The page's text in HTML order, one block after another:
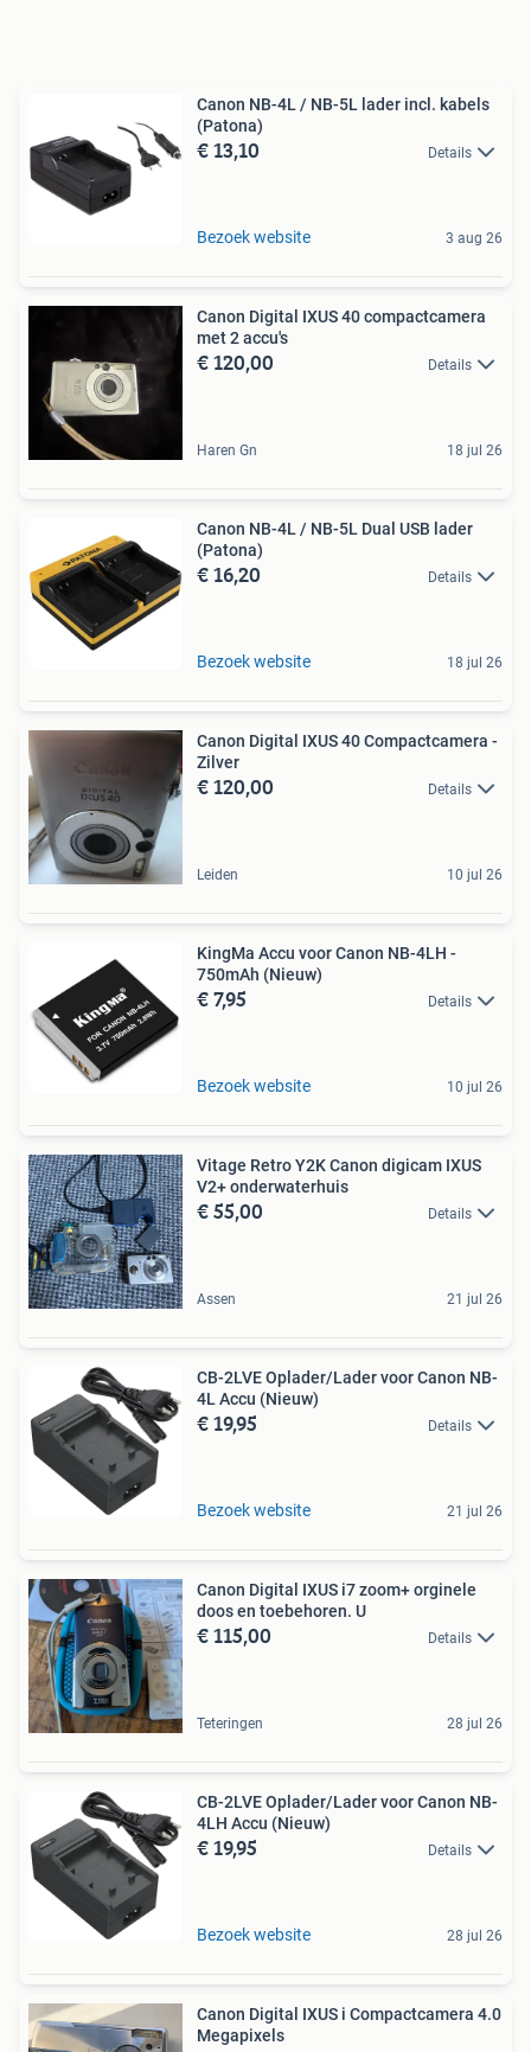
Canon NB-4L / NB-5L lader incl. kabels
(Patona)
€ 13,10 Details
Bezoek website 3 aug 26
Canon Digital IXUS 40 compactcamera
met 2 accu's
€ 120,00 Details
Haren Gn 18 jul 26
Canon NB-4L / NB-5L Dual USB lader
(Patona)
€ 16,20 Details
Bezoek website 18 jul 26
Canon Digital IXUS 40 Compactcamera -
Zilver
€ 120,00 Details
Leiden 10 jul 26
KingMa Accu voor Canon NB-4LH -
750mAh (Nieuw)
€ 7,95 Details
Bezoek website 10 jul 26
Vitage Retro Y2K Canon digicam IXUS
V2+ onderwaterhuis
€ 55,00 Details
Assen 21 jul 26
CB-2LVE Oplader/Lader voor Canon NB-
4L Accu (Nieuw)
€ 19,95 Details
Bezoek website 21 jul 26
Canon Digital IXUS i7 zoom+ orginele
doos en toebehoren. U
€ 115,00 Details
Teteringen 28 jul 26
CB-2LVE Oplader/Lader voor Canon NB-
4LH Accu (Nieuw)
€ 19,95 Details
Bezoek website 28 jul 26
Canon Digital IXUS i Compactcamera 4.0
Megapixels